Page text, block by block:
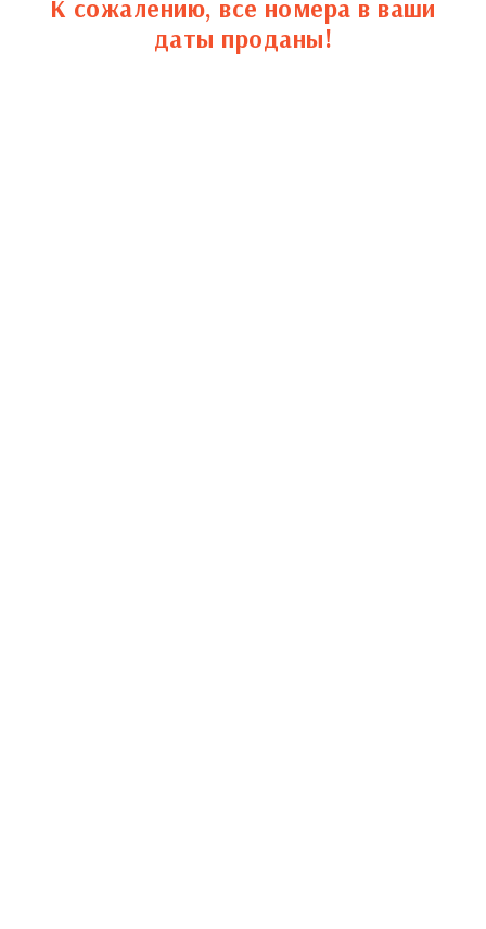
К сожалению, все номера в ваши
даты проданы!